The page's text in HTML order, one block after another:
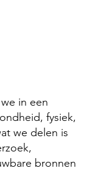
in een
fysiek,
we delen is
bronnen